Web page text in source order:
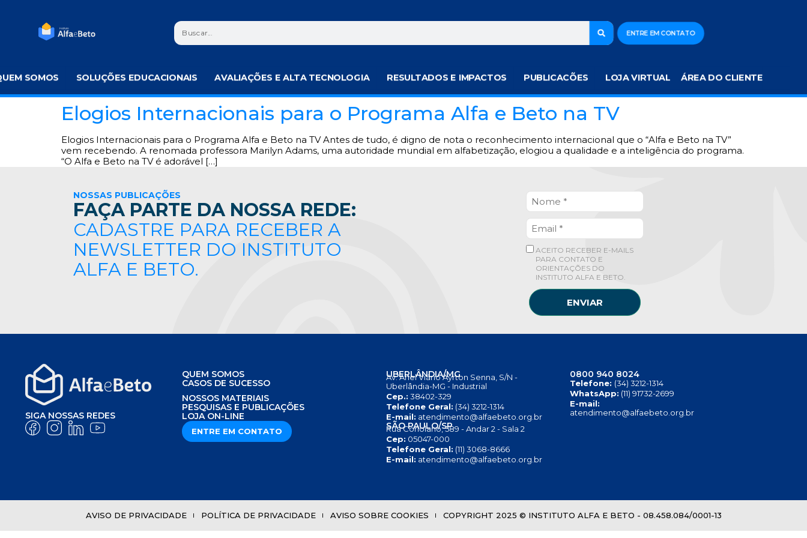
ENTRE EM CONTATO
SOMOS SOLUÇÕES EDUCACIONAIS AVALIAÇÕES E ALTA TECNOLOGIA RESULTADOS E IMPACTOS PUBLICACÕES LOJA VIRTUAL ÁREA DO CLIENTE
Elogios Internacionais para o Programa Alfa e Beto na TV
Elogios Internacionais para o Programa Alfa e Beto na TV Antes de tudo, é digno de nota o reconhecimento internacional que o “Alfa e Beto na TV”
vem recebendo. A renomada professora Marilyn Adams, uma autoridade mundial em alfabetização, elogiou a qualidade e a inteligência do programa.
“O Alfa e Beto na TV é adorável […]
NOSSAS PUBLICAÇÕES
FAÇA PARTE DA NOSSA REDE:
CADASTRE PARA RECEBER A
NEWSLETTER DO INSTITUTO
ALFA E BETO.
ACEITO RECEBER E-MAILS
PARA CONTATO E
ORIENTAÇÕES DO
INSTITUTO ALFA E BETO.
ENVIAR
SIGA NOSSAS REDES
QUEM SOMOS
CASOS DE SUCESSO
NOSSOS MATERIAIS
PESQUISAS E PUBLICAÇÕES
LOJA ON-LINE
ENTRE EM CONTATO
UBERLÂNDIA/MG
Av. Anel Viário Ayrton Senna, S/N -
Uberlândia-MG - Industrial
Cep.: 38402-329
Telefone Geral: (34) 3212-1314
E-mail: atendimento@alfaebeto.org.br
SÃO PAULO/SP
Rua Coriolano, 589 - Andar 2 - Sala 2
Cep: 05047-000
Telefone Geral: (11) 3068-8666
E-mail: atendimento@alfaebeto.org.br
0800 940 8024
Telefone: (34) 3212-1314
WhatsApp: (11) 91732-2699
E-mail:
atendimento@alfaebeto.org.br
AVISO DE PRIVACIDADE POLÍTICA DE PRIVACIDADE AVISO SOBRE COOKIES COPYRIGHT 2025 © INSTITUTO ALFA E BETO - 08.458.084/0001-13